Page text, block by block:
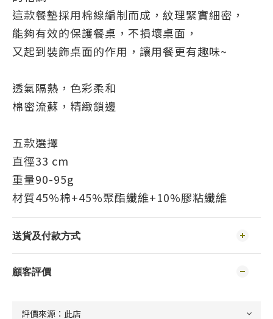
這款餐墊採用棉線編制而成，紋理緊實細密，
能夠有效的保護餐桌，不損壞桌面，
又起到裝飾桌面的作用，讓用餐更有趣味~
透氣隔熱，色彩柔和
棉密流蘇，精緻鎖邊
五款選擇
直徑33 cm
重量90-95g
材質45%棉+45%聚酯纖維+10%膠粘纖維
送貨及付款方式
顧客評價